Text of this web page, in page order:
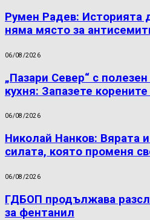
Румен Радев: Историята
няма място за
06/08/2026
„Пазари Север“ с
кухня: Запазете
06/08/2026
Николай Нанков: Вярата
силата, която променя
06/08/2026
ГДБОП продължава
за фентанил